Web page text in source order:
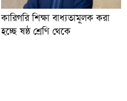
কারিগরি শিক্ষা বাধ্যতামূলক করা
হচ্ছে ষষ্ঠ শ্রেণি থেকে